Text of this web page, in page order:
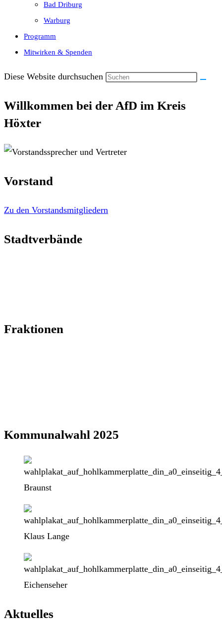
Bad Driburg
Warburg
Programm
Mitwirken & Spenden
Diese Website durchsuchen
Willkommen bei der AfD im Kreis
Höxter
Vorstand
Zu den Vorstandsmitgliedern
Stadtverbände
Fraktionen
Kommunalwahl 2025
Aktuelles